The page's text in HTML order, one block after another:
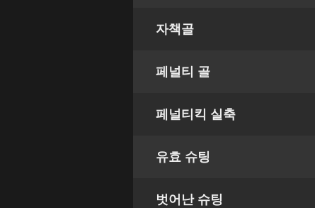
자책골
페널티 골
페널티킥 실축
유효 슈팅
벗어난 슈팅